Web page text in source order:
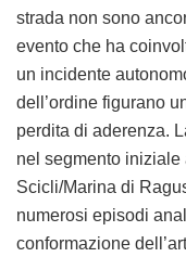
strada non sono
evento che ha
un incidente
dell’ordine figurano
perdita di aderenza.
nel segmento iniziale
Scicli/Marina di
numerosi episodi
conformazione